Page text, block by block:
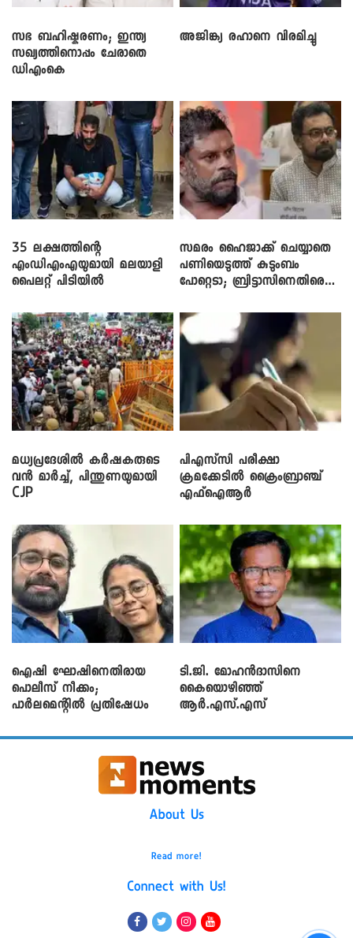
സഭ ബഹിഷ്കരണം; ഇന്ത്യ
സഖ്യത്തിനൊപ്പം ചേരാതെ
ഡിഎംകെ
അജിങ്ക്യ രഹാനെ വിരമിച്ചു
35 ലക്ഷത്തിന്റെ
എംഡിഎംഎയുമായി മലയാളി
പൈലറ്റ് പിടിയിൽ
സമരം ഹൈജാക്ക് ചെയ്യാതെ
പണിയെടുത്ത് കുടുംബം
പോറ്റെടാ; ബ്രിട്ടാസിനെതിരെ
മധ്യപ്രദേശിൽ കർഷകരുടെ
വൻ മാർച്ച്, പിന്തുണയുമായി
CJP
പിഎസ്‌സി പരീക്ഷാ
ക്രമക്കേ‌ടിൽ ക്രൈംബ്രാഞ്ച്
എഫ്ഐആർ
ഐഷി ഘോഷിനെതിരായ
പൊലീസ് നീക്കം;
പാര്‍ലമെന്റിൽ പ്രതിഷേധം
ടി.ജി. മോഹൻദാസിനെ
കൈയൊഴിഞ്ഞ്
ആർ.എസ്.എസ്
About Us
Read more!
Connect with Us!